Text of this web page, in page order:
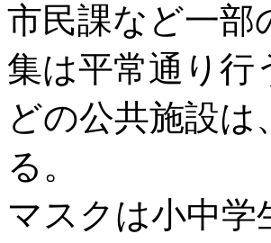
市民課など一部
集は平常通り行
どの公共施設
る。
マスクは小中学